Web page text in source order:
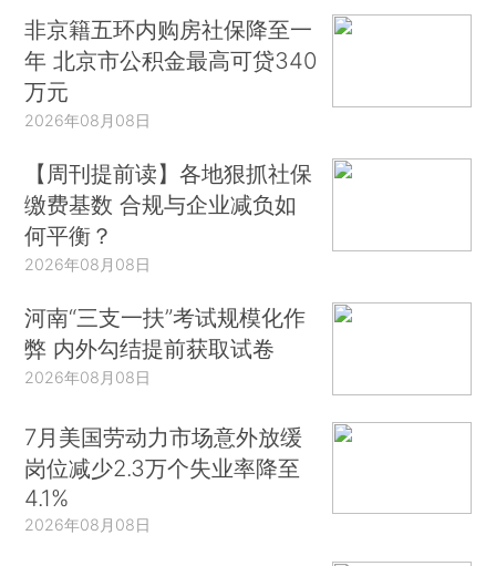
非京籍五环内购房社保降至一
年 北京市公积金最高可贷340
万元
2026年08月08日
【周刊提前读】各地狠抓社保
缴费基数 合规与企业减负如
何平衡？
2026年08月08日
河南“三支一扶”考试规模化作
弊 内外勾结提前获取试卷
2026年08月08日
7月美国劳动力市场意外放缓
岗位减少2.3万个失业率降至
4.1%
2026年08月08日